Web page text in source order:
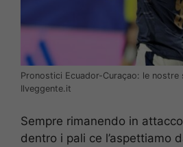
Pronostici Ecuador-Curaçao: le nostre
Ilveggente.it
Sempre rimanendo in
dentro i pali ce l’aspettiamo